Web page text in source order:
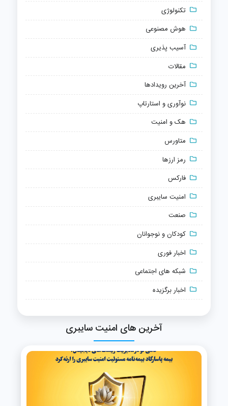
تکنولوژی
هوش مصنوعی
آسیب پذیری
مقالات
آخرین رویدادها
نوآوری و استارتاپ
هک و امنیت
متاورس
رمز ارزها
فارکس
امنیت سایبری
صنعت
کودکان و نوجوانان
اخبار فوری
شبکه های اجتماعی
اخبار برگزیده
آخرین های امنیت سایبری